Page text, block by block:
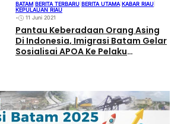
BATAM BERITA TERBARU BERITA UTAMA| KABAR RIAU
KEPULAUAN RIAU
•
11 Juni 2021
Pantau Keberadaan Orang Asing
Di Indonesia, Imigrasi Batam Gelar
Sosialisai APOA Ke Pelaku